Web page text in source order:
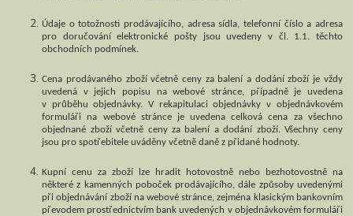
Údaje o totožnosti prodávajícího, adresa sídla, telefonní číslo a adresa
pro doručování elektronické pošty jsou uvedeny v čl. 1.1. těchto
obchodních podmínek.
Cena prodávaného zboží včetně ceny za balení a dodání zboží je vždy
uvedená v jejich popisu na webové stránce, případně je uvedena
v průběhu objednávky. V rekapitulaci objednávky v objednávkovém
formuláři na webové stránce je uvedena celková cena za všechno
objednané zboží včetně ceny za balení a dodání zboží. Všechny ceny
jsou pro spotřebitele uváděny včetně daně z přidané hodnoty.
Kupní cenu za zboží lze hradit hotovostně nebo bezhotovostně na
některé z kamenných poboček prodávajícího, dále způsoby uvedenými
při objednávání zboží na webové stránce, zejména klasickým bankovním
převodem prostřednictvím bank uvedených v objednávkovém formuláři